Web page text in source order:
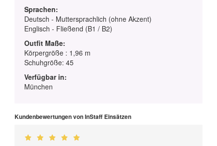
Sprachen:
Deutsch - Muttersprachlich (ohne Akzent)
Englisch - Fließend (B1 / B2)
Outfit Maße:
Körpergröße : 1,96 m
Schuhgröße: 45
Verfügbar in:
München
Kundenbewertungen von InStaff Einsätzen